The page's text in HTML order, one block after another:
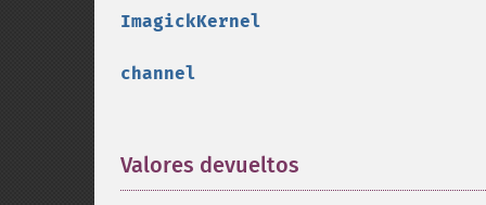
ImagickKernel
channel
Valores devueltos